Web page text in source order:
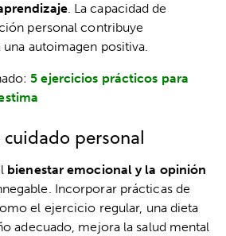
. La capacidad de
personal contribuye
autoimagen positiva.
5 ejercicios prácticos para
cuidado personal
bienestar emocional y la opinión
Incorporar prácticas de
el ejercicio regular, una dieta
adecuado, mejora la salud mental